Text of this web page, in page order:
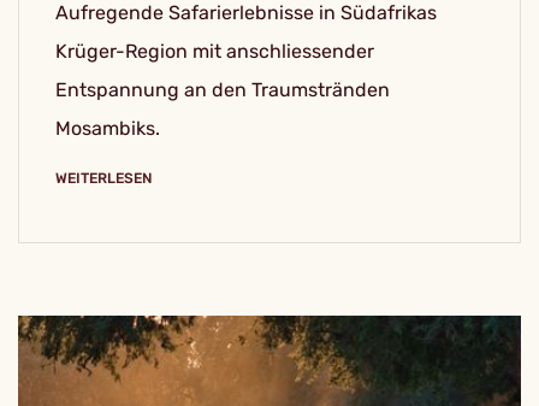
Aufregende Safarierlebnisse in Südafrikas
Krüger-Region mit anschliessender
Entspannung an den Traumstränden
Mosambiks.
WEITERLESEN